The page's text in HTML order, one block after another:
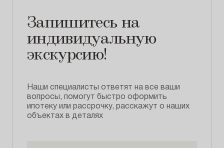
Проектная декларация №54-001387 от 6.09.2022
pdf, 262.9 КБ
Проектная декларация №54-001836 от 10.04.2023 - 2
дом
pdf, 300.38 КБ
Запишитесь на
индивидуальную
экскурсию!
Наши специалисты ответят на все ваши
вопросы, помогут быстро оформить
ипотеку или рассрочку, расскажут о наших
объектах в деталях